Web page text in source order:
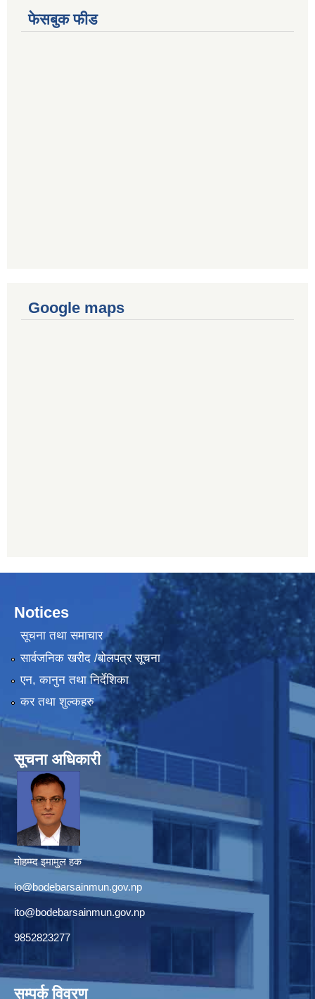
फेसबुक फीड
Google maps
Notices
सूचना तथा समाचार
सार्वजनिक खरीद /बोलपत्र सूचना
एन, कानुन तथा निर्देशिका
कर तथा शुल्कहरु
सूचना अधिकारी
मोहम्म्द इमामुल हक
io@bodebarsainmun.gov.np
ito@bodebarsainmun.gov.np
9852823277
सम्पर्क विवरण